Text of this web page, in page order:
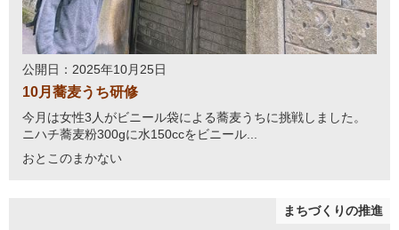
公開日：2025年10月25日
10月蕎麦うち研修
今月は女性3人がビニール袋による蕎麦うちに挑戦しました。
ニハチ蕎麦粉300gに水150ccをビニール...
おとこのまかない
まちづくりの推進